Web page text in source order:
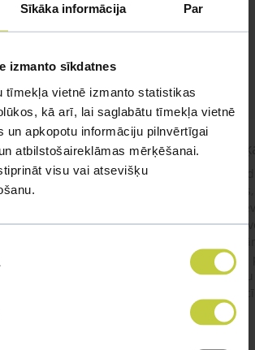
Sīkāka informācija Par
izmanto sīkdatnes
tīmekļa vietnē izmanto statistikas
kā arī, lai saglabātu tīmekļa vietnē
un apkopotu informāciju pilnvērtīgai
atbilstošaireklāmas mērķēšanai.
visu vai atsevišķu
atbildēt uz jebkuru Jūsu jautājumu
plēvi
apēst plastiku ,ko ieklāj zem
apakšā.Kādas sekas varētu
viņš
būtu